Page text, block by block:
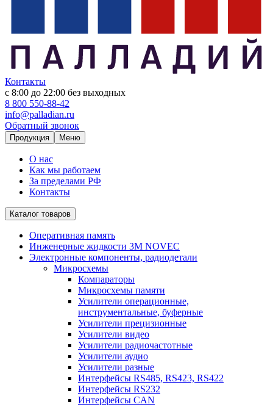
Контакты
с 8:00 до 22:00 без выходных
8 800 550-88-42
info@palladian.ru
Обратный звонок
Продукция Меню
О нас
Как мы работаем
За пределами РФ
Контакты
Каталог товаров
Оперативная память
Инженерные жидкости 3M NOVEC
Электронные компоненты, радиодетали
Микросхемы
Компараторы
Микросхемы памяти
Усилители операционные,
инструментальные, буферные
Усилители прецизионные
Усилители видео
Усилители радиочастотные
Усилители аудио
Усилители разные
Интерфейсы RS485, RS423, RS422
Интерфейсы RS232
Интерфейсы CAN